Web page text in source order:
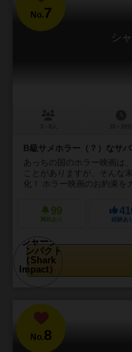
No.7
シ
B級サメホラー（？）なサ
あっちの国のホラー映画は
ことがありますが、そんな
化！ ホラー映画のお約束を
99
興味あり 経験あり
No.8